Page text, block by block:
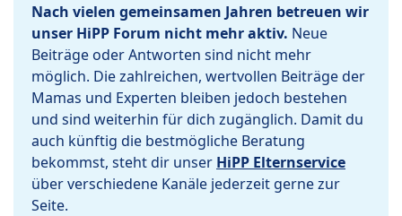
Nach vielen gemeinsamen Jahren betreuen wir
unser HiPP Forum nicht mehr aktiv. Neue
Beiträge oder Antworten sind nicht mehr
möglich. Die zahlreichen, wertvollen Beiträge der
Mamas und Experten bleiben jedoch bestehen
und sind weiterhin für dich zugänglich. Damit du
auch künftig die bestmögliche Beratung
bekommst, steht dir unser HiPP Elternservice
über verschiedene Kanäle jederzeit gerne zur
Seite.